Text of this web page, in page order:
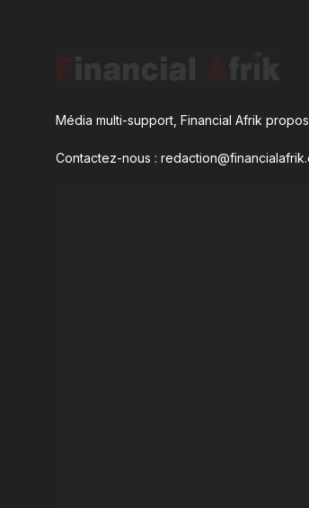
Média multi-support, Financial Afrik
Contactez-nous :